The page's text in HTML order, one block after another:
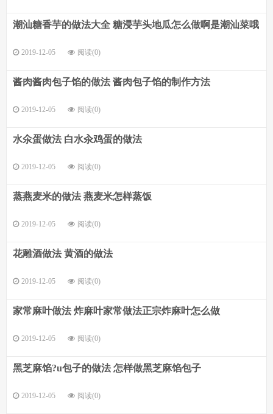
潮汕糖香芋的做法大全 糖浸芋头地瓜怎么做啊是潮汕菜哦
2019-12-05 阅读(0)
酱肉酱肉包子馅的做法 酱肉包子馅的制作方法
2019-12-05 阅读(0)
水氽蛋做法 白水汆鸡蛋的做法
2019-12-05 阅读(0)
蒸燕麦米的做法 燕麦米怎样蒸饭
2019-12-05 阅读(0)
花雕酒做法 黄酒的做法
2019-12-05 阅读(0)
家常麻叶做法 炸麻叶家常做法正宗炸麻叶怎么做
2019-12-05 阅读(0)
黑芝麻馅?u包子的做法 怎样做黑芝麻馅包子
2019-12-05 阅读(0)